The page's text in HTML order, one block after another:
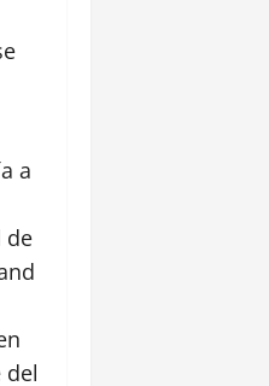
a
de
del